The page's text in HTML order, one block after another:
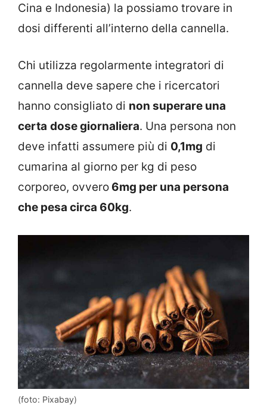
Cina e Indonesia) la possiamo trovare in
dosi differenti all’interno della cannella.
Chi utilizza regolarmente integratori di
cannella deve sapere che i ricercatori
hanno consigliato di non superare una
certa dose giornaliera. Una persona non
deve infatti assumere più di 0,1mg di
cumarina al giorno per kg di peso
corporeo, ovvero 6mg per una persona
che pesa circa 60kg.
(foto: Pixabay)